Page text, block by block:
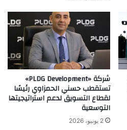
شركة «PLDG Development»
تستقطب حسني الحمزاوي رئيسًا
لقطاع التسويق لدعم استراتيجيتها
التوسعية
2 يونيو، 2026